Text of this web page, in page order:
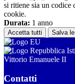
si ritiene sia un
cookie.
Durata: 1 anno
Accetta tutti Salva
Vittorio Emanuele II
Contatti